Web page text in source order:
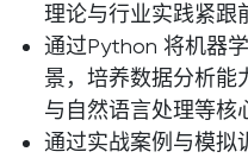
理论与行业实践紧跟
通过Python 将机器
景，培养数据分析能
与自然语言处理等核
通过实战案例与模拟